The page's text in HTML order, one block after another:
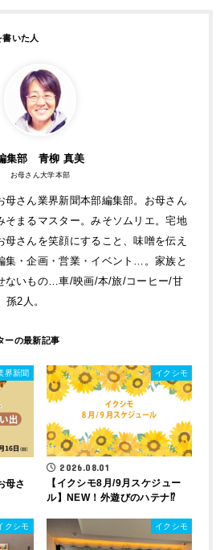
集部 青柳 真美
お母さん大学本部
母さん業界新聞本部編集部。お母さん
そまるマスター。みそソムリエ。宅地
さんを笑顔にすること、味噌を伝え
集・企画・営業・イベント…。家族と
ないもの…車/映画/本/旅/コーヒー/甘
2人。
界新聞
母さ
イクシモ
2026.08.01
【イクシモ8月/9月スケジュー
ル】NEW！外遊びのハテナ⁉
クシモ イクシモ